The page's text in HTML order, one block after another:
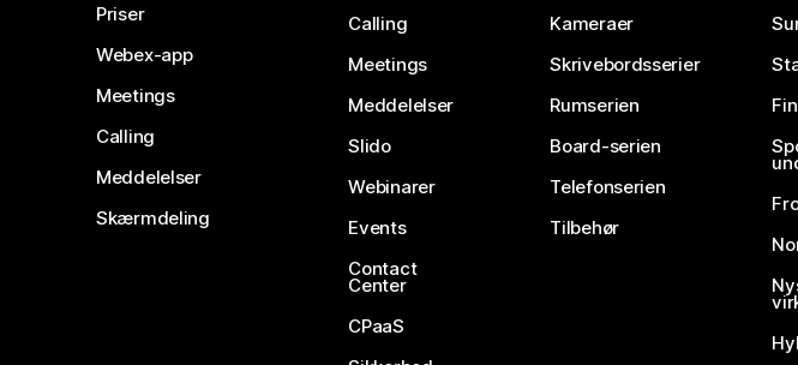
Priser
Webex-app
Meetings
Calling
Meddelelser
Skærmdeling
Calling
Meetings
Meddelelser
Slido
Webinarer
Events
Contact
Center
CPaaS
Kameraer
Skrivebordsserier
Rumserien
Board-serien
Telefonserien
Tilbehør